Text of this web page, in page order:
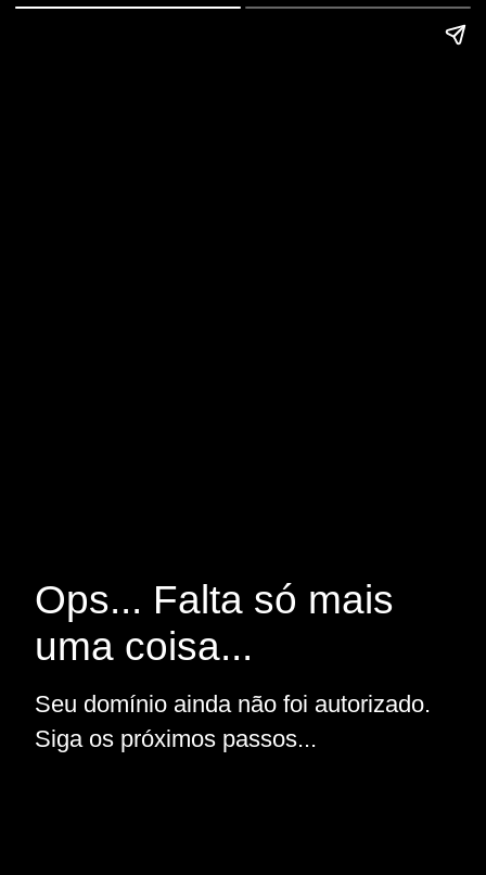
Ops... Falta só mais
uma coisa...
Seu domínio ainda não foi autorizado.
Siga os próximos passos...